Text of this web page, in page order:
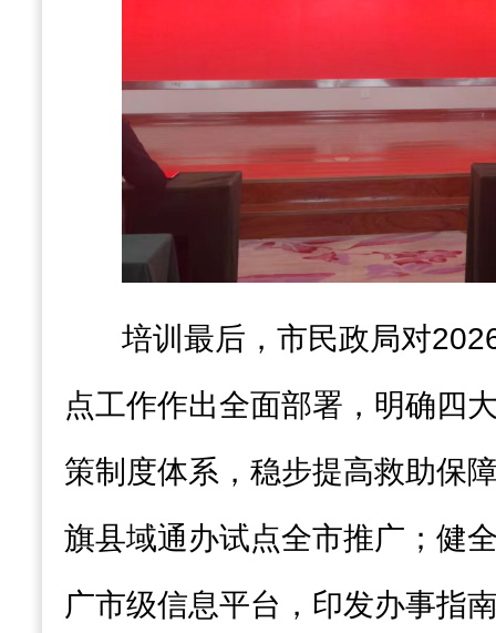
培训最后，市民政局对
点工作作出全面部署，明确四
策制度体系，稳步提高救助保
旗县域通办试点全市推广；健
广市级信息平台，印发办事指